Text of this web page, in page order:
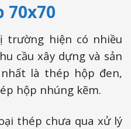
70x70
trường hiện có nhiều
cầu xây dựng và sản
là thép hộp đen,
hộp nhúng kẽm.
thép chưa qua xử lý